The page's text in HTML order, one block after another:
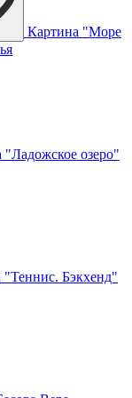
Картина "Море
"Ладожское озеро"
"Теннис. Бэкхенд"